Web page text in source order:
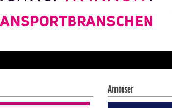
Annonser